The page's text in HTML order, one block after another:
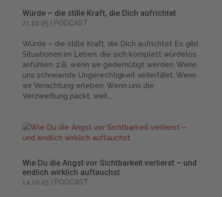
Würde – die stille Kraft, die Dich aufrichtet
21.10.25 PODCAST
Würde – die stille Kraft, die Dich aufrichtet Es gibt
Situationen im Leben, die sich komplett würdelos
anfühlen. z.B. wenn wir gedemütigt werden. Wenn
uns schreiende Ungerechtigkeit widerfährt. Wenn
wir Verachtung erleben. Wenn uns die
Verzweiflung packt, weil...
Wie Du die Angst vor Sichtbarkeit verlierst – und
endlich wirklich auftauchst
14.10.25 PODCAST